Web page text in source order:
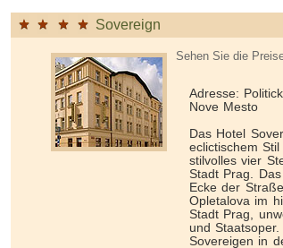
Sovereign
Sehen Sie die
Adresse:
Nove Mesto
Das Hotel
eclictischem
stilvolles vier
Stadt Prag.
Ecke der
Opletalova im
Stadt Prag,
und
Sovereigen in